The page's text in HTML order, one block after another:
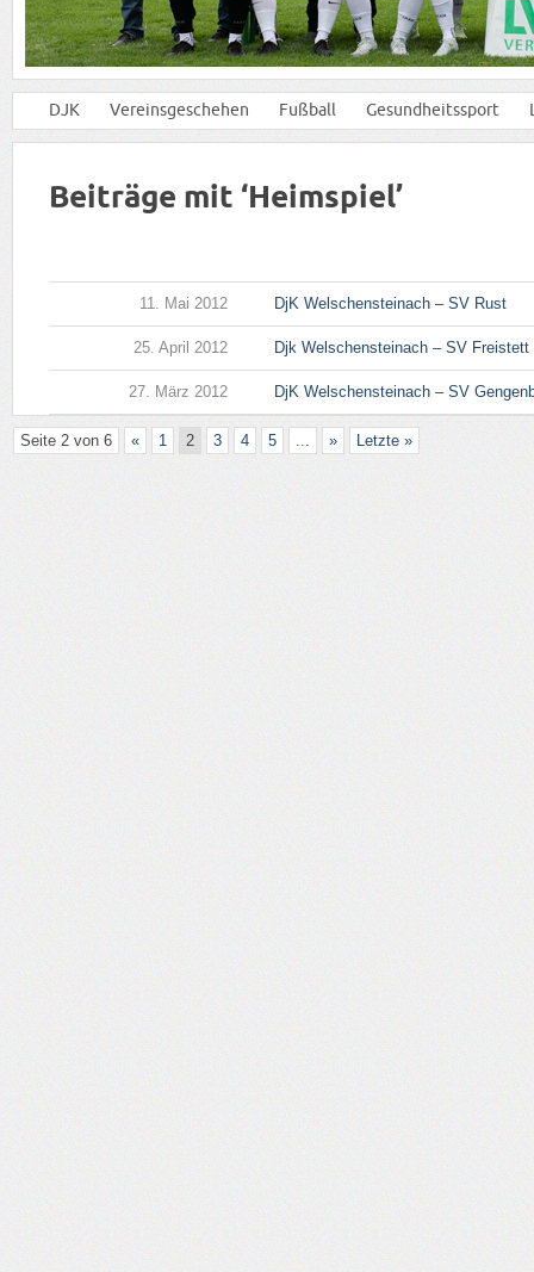
DJK Vereinsgeschehen Fußball Gesundheitssport
Beiträge mit ‘Heimspiel’
11. Mai 2012 DjK Welschensteinach – SV Rust
25. April 2012 Djk Welschensteinach – SV Freistett
27. März 2012 DjK Welschensteinach – SV
Seite 2 von 6 « 1 2 3 4 5 ... » Letzte »